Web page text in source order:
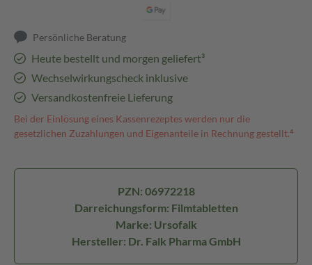
Persönliche Beratung
Heute bestellt und morgen geliefert³
Wechselwirkungscheck inklusive
Versandkostenfreie Lieferung
Bei der Einlösung eines Kassenrezeptes werden nur die
gesetzlichen Zuzahlungen und Eigenanteile in Rechnung gestellt.⁴
PZN: 06972218
Darreichungsform: Filmtabletten
Marke: Ursofalk
Hersteller: Dr. Falk Pharma GmbH